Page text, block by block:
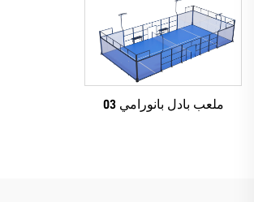
ملعب بادل بانورامي 03